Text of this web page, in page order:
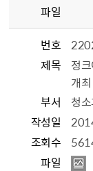
파일
번호
제목
정
개최
부서
청
작성일
조회수
파일